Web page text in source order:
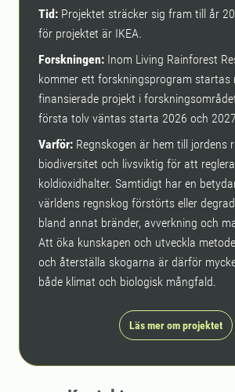
Tid: Projektet sträcker sig fram till år
för projektet är IKEA.
Forskningen: Inom Living Rainforest
kommer ett forskningsprogram
finansierade projekt i
första tolv väntas starta 2026 och
Varför: Regnskogen är hem till jordens
biodiversitet och livsviktig för att
koldioxidhalter. Samtidigt har en
världens regnskog förstörts eller
bland annat bränder, avverkning och
Att öka kunskapen och utveckla
och återställa skogarna är därför
både klimat och biologisk mångfald.
Läs mer om projektet